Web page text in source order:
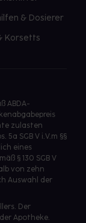
& Dosierer
Korsetts
ABDA-
zulasten
5a SGB V i.V.m §§
eines
§ 130 SGB V
von zehn
Auswahl der
Der
Apotheke.